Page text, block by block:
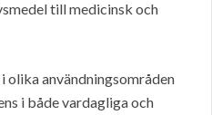
till medicinsk och
användningsområden
i både vardagliga och